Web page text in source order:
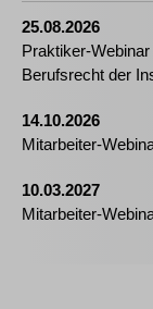
25.08.2026
Praktiker-
Berufsrecht der
14.10.2026
Mitarbeiter-
10.03.2027
Mitarbeiter-